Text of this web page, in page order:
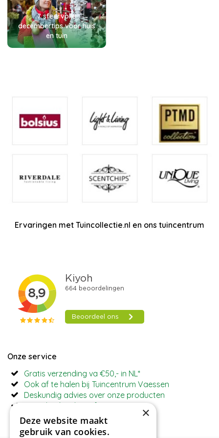
7 sfeervolle
decembertips voor huis
en tuin
Ervaringen met Tuincollectie.nl en ons tuincentrum
Onze service
Gratis verzending va €50,- in NL*
Ook af te halen bij Tuincentrum Vaessen
Deskundig advies over onze producten
Betaal ook achteraf met Riverty ×
Deze website maakt
gebruik van cookies.